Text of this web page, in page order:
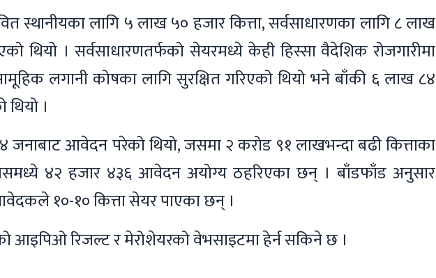
स्थानीयका लागि ५ लाख ५० हजार कित्ता, सर्वसाधारणका लागि ८ लाख
थियो । सर्वसाधारणतर्फको सेयरमध्ये केही हिस्सा वैदेशिक रोजगारीमा
लगानी कोषका लागि सुरक्षित गरिएको थियो भने बाँकी ६ लाख ८४
।
आवेदन परेको थियो, जसमा २ करोड ९१ लाखभन्दा बढी कित्ताका
४२ हजार ४३६ आवेदन अयोग्य ठहरिएका छन् । बाँडफाँड अनुसार
१०-१० कित्ता सेयर पाएका छन् ।
आइपिओ रिजल्ट र मेरोशेयरको वेभसाइटमा हेर्न सकिने छ ।